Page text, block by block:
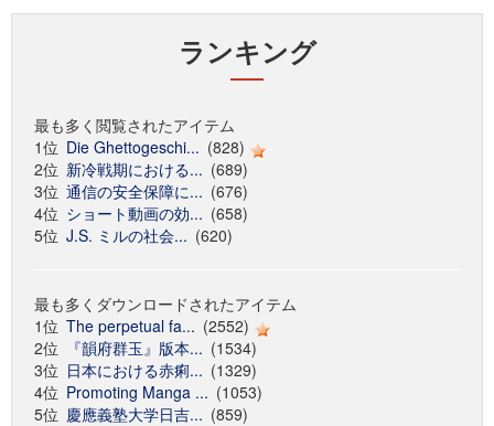
ランキング
最も多く閲覧されたアイテム
1位 Die Ghettogeschi... (828)
2位 新冷戦期における... (689)
3位 通信の安全保障に... (676)
4位 ショート動画の効... (658)
5位 J.S. ミルの社会... (620)
最も多くダウンロードされたアイテム
1位 The perpetual fa... (2552)
2位
『韻府群玉』版本... (1534)
3位 日本における赤痢... (1329)
4位 Promoting Manga ... (1053)
5位 慶應義塾大学日吉... (859)